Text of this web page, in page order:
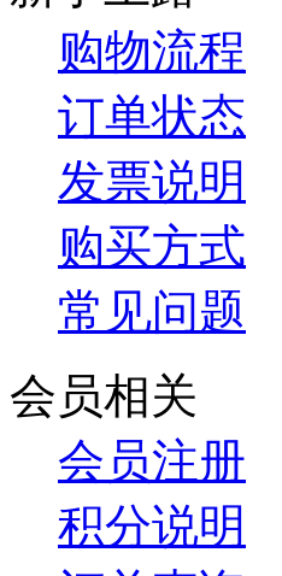
购物流程
订单状态
发票说明
购买方式
常见问题
会员相关
会员注册
积分说明